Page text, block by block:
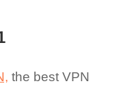
the best VPN